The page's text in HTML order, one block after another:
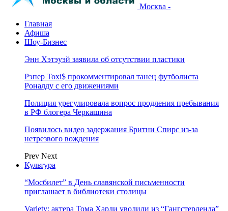
Москва -
Главная
Афиша
Шоу-Бизнес
Энн Хэтэуэй заявила об отсутствии пластики
Рэпер Toxi$ прокомментировал танец футболиста
Роналду с его движениями
Полиция урегулировала вопрос продления пребывания
в РФ блогера Черкашина
Появилось видео задержания Бритни Спирс из-за
нетрезвого вождения
Prev Next
Культура
“Мосбилет” в День славянской письменности
приглашает в библиотеки столицы
Variety: актера Тома Харди уволили из “Гангстерленда”